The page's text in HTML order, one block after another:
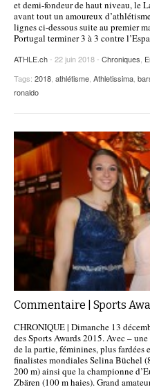
POURQUOI ATHLE.CH ?
ATHLE.CH RÉGIONS | VAUD
HIGHLIGHTS
LIVRES
et demi-fondeur de haut niveau, le
avant tout un amoureux
lignes ci-dessous suite au premier
Portugal terminer 3 à 3 contre
ATHLE.ch- 22 juin 2018 - Chroniques
Tags: 2018 athlétisme Athletissima
ronaldo
Commentaire | Sports
CHRONIQUE | Dimanche 13
des Sports Awards 2015. Avec –
de la partie, féminines, plus fardées
finalistes mondiales Selina Büchel
200 m) ainsi que la championne
Zbären (100 m haies). Grand